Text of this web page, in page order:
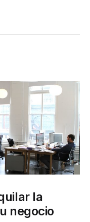
la
negocio